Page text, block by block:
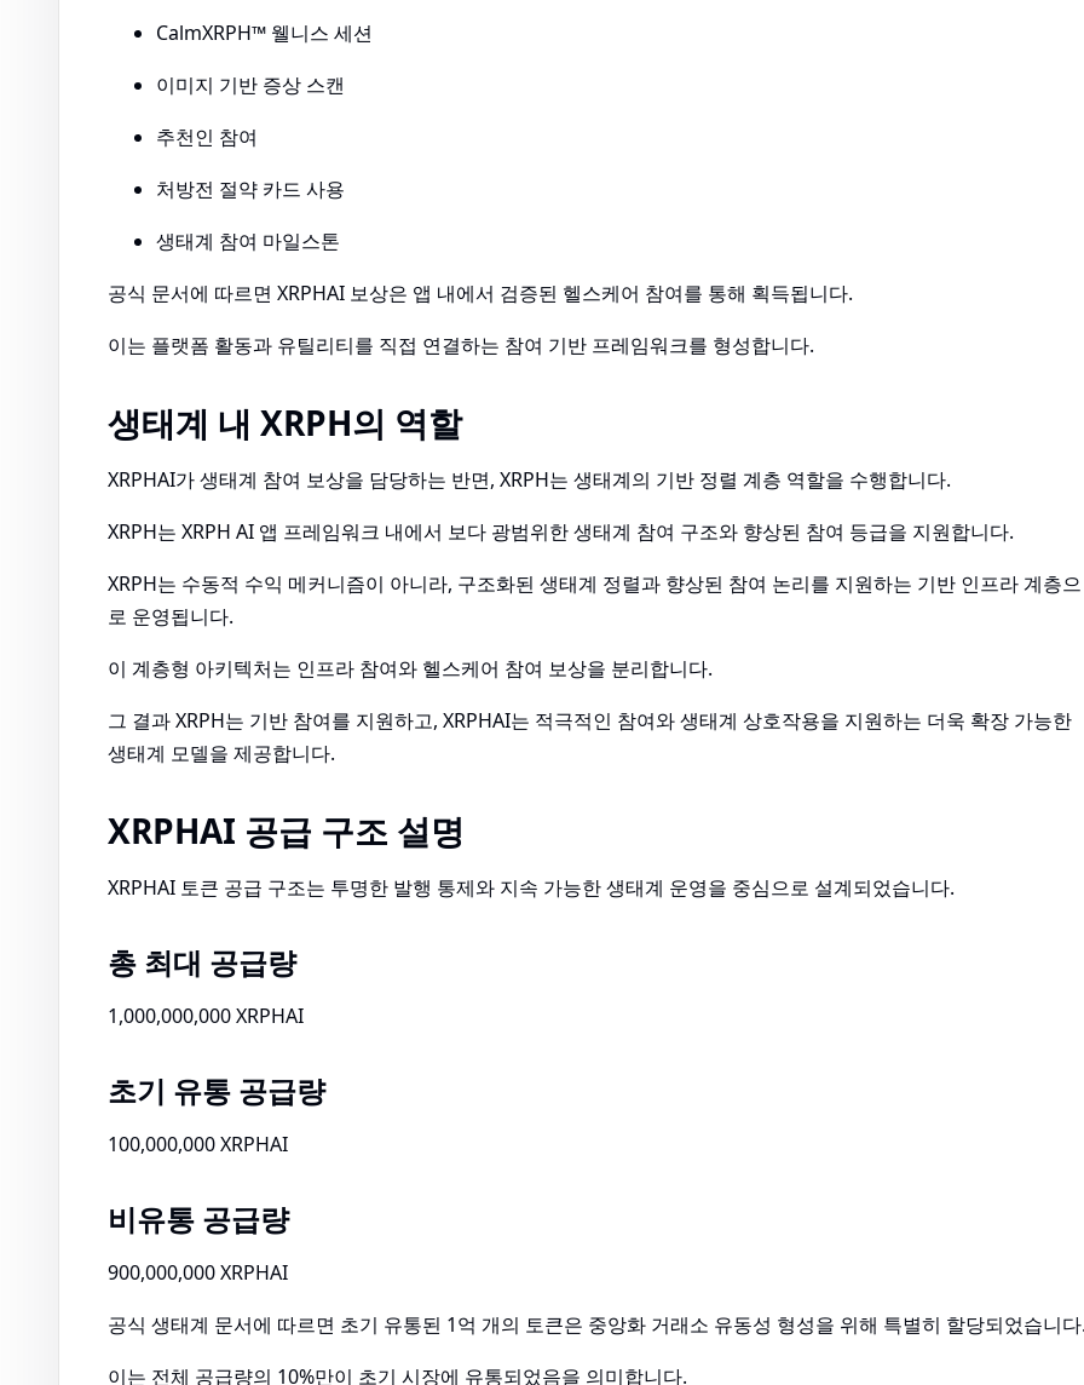
CalmXRPH™ 웰니스 세션
이미지 기반 증상 스캔
추천인 참여
처방전 절약 카드 사용
생태계 참여 마일스톤
공식 문서에 따르면 XRPHAI 보상은 앱 내에서 검증된 헬스케어 참여를 통해 획득됩니다.
이는 플랫폼 활동과 유틸리티를 직접 연결하는 참여 기반 프레임워크를 형성합니다.
생태계 내 XRPH의 역할
XRPHAI가 생태계 참여 보상을 담당하는 반면, XRPH는 생태계의 기반 정렬 계층 역할을 수행합니다.
XRPH는 XRPH AI 앱 프레임워크 내에서 보다 광범위한 생태계 참여 구조와 향상된 참여 등급을 지원합니다.
XRPH는 수동적 수익 메커니즘이 아니라, 구조화된 생태계 정렬과 향상된 참여 논리를 지원하는 기반 인프라 계층으
로 운영됩니다.
이 계층형 아키텍처는 인프라 참여와 헬스케어 참여 보상을 분리합니다.
그 결과 XRPH는 기반 참여를 지원하고, XRPHAI는 적극적인 참여와 생태계 상호작용을 지원하는 더욱 확장 가능한
생태계 모델을 제공합니다.
XRPHAI 공급 구조 설명
XRPHAI 토큰 공급 구조는 투명한 발행 통제와 지속 가능한 생태계 운영을 중심으로 설계되었습니다.
총 최대 공급량
1,000,000,000 XRPHAI
초기 유통 공급량
100,000,000 XRPHAI
비유통 공급량
900,000,000 XRPHAI
공식 생태계 문서에 따르면 초기 유통된 1억 개의 토큰은 중앙화 거래소 유동성 형성을 위해 특별히 할당되었습니
이는 전체 공급량의 10%만이 초기 시장에 유통되었음을 의미합니다.